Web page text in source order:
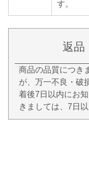
す。
返品
商品の品質につき
が、万一不良・破
着後7日以内にお
きましては、7日